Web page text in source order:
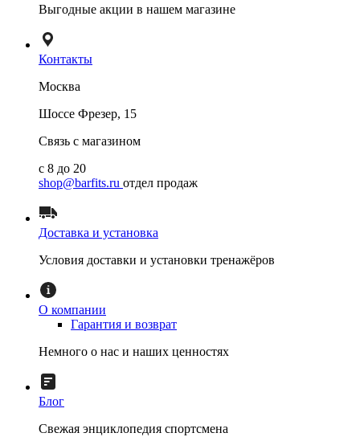
Выгодные акции в нашем магазине
Контакты
Москва
Шоссе Фрезер, 15
Связь с магазином
с 8 до 20
shop@barfits.ru отдел продаж
Доставка и установка
Условия доставки и установки тренажёров
О компании
Гарантия и возврат
Немного о нас и наших ценностях
Блог
Свежая энциклопедия спортсмена